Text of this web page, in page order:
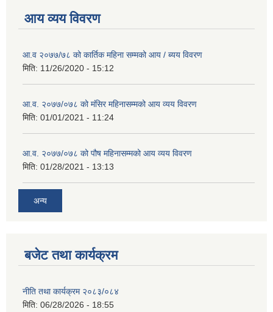
आय व्यय विवरण
आ.व २०७७/७८ को कार्तिक महिना सम्मको आय / ब्यय विवरण
मिति: 11/26/2020 - 15:12
आ.व. २०७७/०७८ को मंसिर महिनासम्मको आय व्यय विवरण
मिति: 01/01/2021 - 11:24
आ.व. २०७७/०७८ को पौष महिनासम्मको आय व्यय विवरण
मिति: 01/28/2021 - 13:13
अन्य
बजेट तथा कार्यक्रम
नीति तथा कार्यक्रम २०८३/०८४
मिति: 06/28/2026 - 18:55